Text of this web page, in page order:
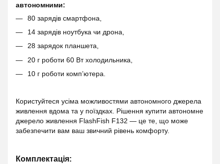
автономними:
80 зарядів смартфона,
14 зарядів ноутбука чи дрона,
28 зарядок планшета,
20 г роботи 60 Вт холодильника,
10 г роботи комп’ютера.
Користуйтеся усіма можливостями автономного джерела
живлення вдома та у поїздках. Рішення купити автономне
джерело живлення FlashFish F132 — це те, що може
забезпечити вам ваш звичний рівень комфорту.
Комплектація: